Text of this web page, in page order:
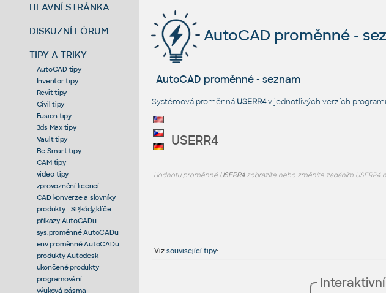
HLAVNÍ STRÁNKA
DISKUZNÍ FÓRUM
TIPY A TRIKY
AutoCAD tipy
Inventor tipy
Revit tipy
Civil tipy
Fusion tipy
3ds Max tipy
Vault tipy
Be.Smart tipy
CAM tipy
video-tipy
zprovoznění licencí
CAD konverze a slovníky
produkty - SP,kódy,klíče
příkazy AutoCADu
sys.proměnné AutoCADu
env.proměnné AutoCADu
produkty Autodesk
ukončené produkty
programování
výuková pásma
AutoCAD proměnné -
AutoCAD proměnné - seznam
Systémová proměnná USERR4v jednotlivých verzích
USERR4
Hodnotu proměnné USERR4zobrazíte nebo změníte zadáním USERR4
Viz související tipy: